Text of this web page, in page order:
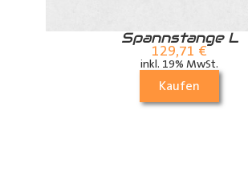
Spannstange L
129,71 €
inkl. 19% MwSt.
Kaufen